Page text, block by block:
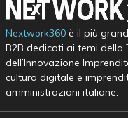
Nextwork360è il più
B2B dedicati ai temi della
dell’Innovazione
cultura digitale e
amministrazioni italiane.